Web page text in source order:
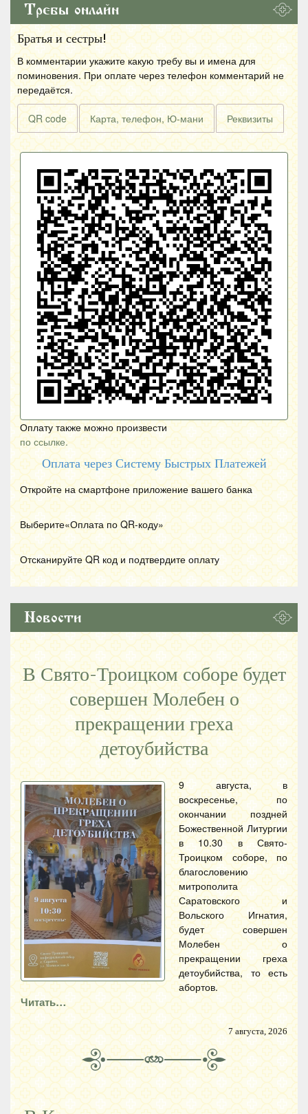
Требы онлайн
Братья и сестры!
В комментарии укажите какую требу вы и имена для
поминовения. При оплате через телефон комментарий не
передаётся.
QR code Карта, телефон, Ю-мани Реквизиты
Оплату также можно произвести
по ссылке.
Оплата через Систему Быстрых Платежей
Откройте на смартфоне приложение вашего банка
Выберите«Оплата по QR-коду»
Отсканируйте QR код и подтвердите оплату
Новости
В Свято-Троицком соборе будет
совершен Молебен о
прекращении греха
детоубийства
9 августа, в
воскресенье, по
окончании поздней
Божественной Литургии
в 10.30 в Свято-
Троицком соборе, по
благословению
митрополита
Саратовского и
Вольского Игнатия,
будет совершен
Молебен о
прекращении греха
детоубийства, то есть
абортов.
Читать…
7 августа, 2026